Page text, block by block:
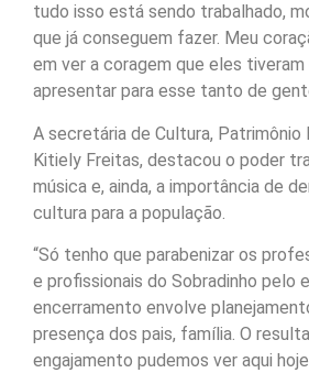
tudo isso está sendo trabalhado,
que já conseguem fazer. Meu
em ver a coragem que eles tiveram
apresentar para esse tanto de
A secretária de Cultura, Patrimônio
Kitiely Freitas, destacou o poder
música e, ainda, a importância de
cultura para a população.
“Só tenho que parabenizar os
e profissionais do Sobradinho pelo
encerramento envolve
presença dos pais, família. O
engajamento pudemos ver aqui